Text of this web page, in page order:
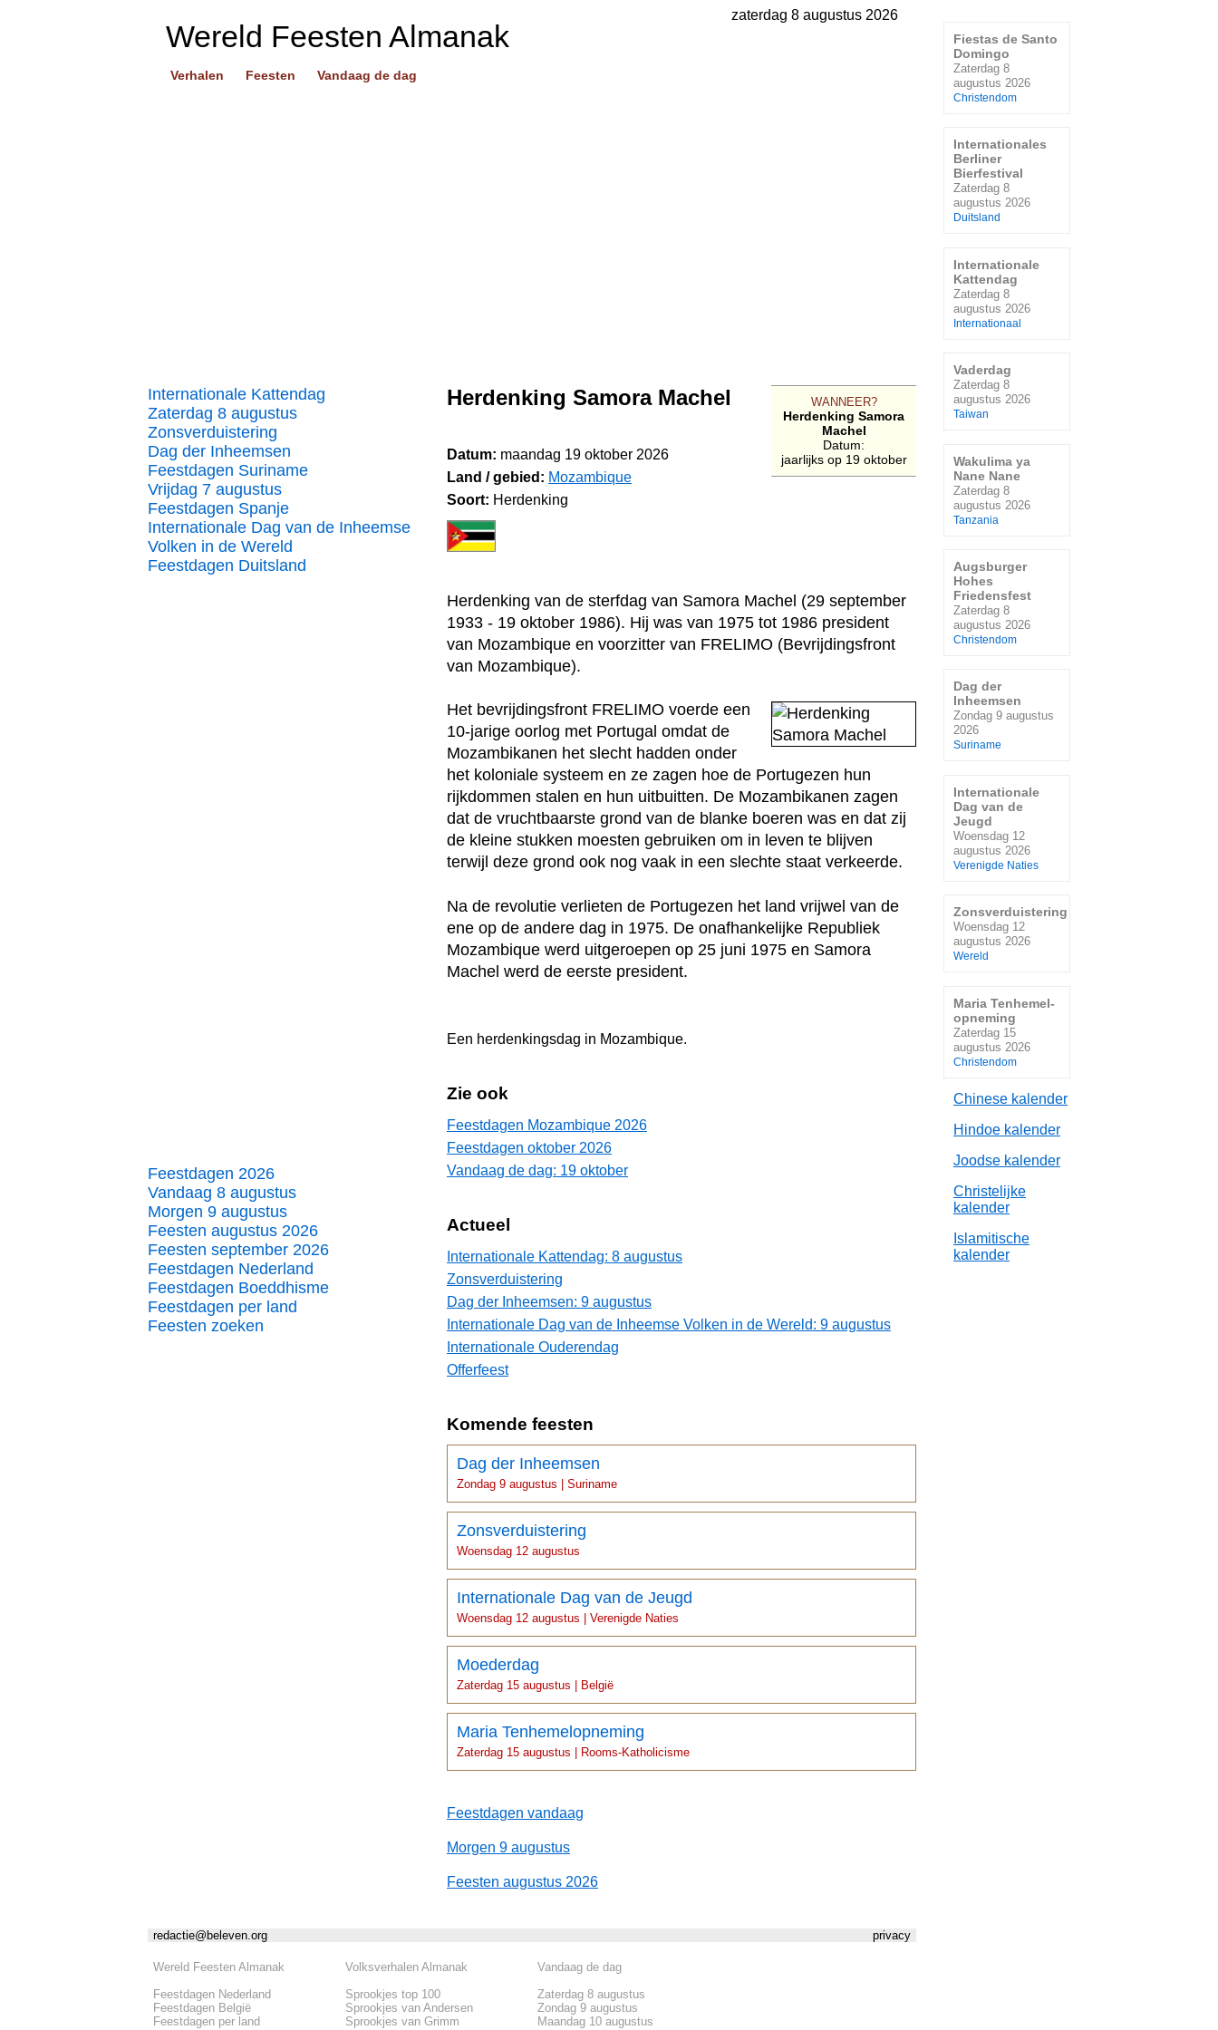
zaterdag 8 augustus 2026
Wereld Feesten Almanak
Verhalen Feesten Vandaag de dag
Internationale Kattendag
Zaterdag 8 augustus
Zonsverduistering
Dag der Inheemsen
Feestdagen Suriname
Vrijdag 7 augustus
Feestdagen Spanje
Internationale Dag van de Inheemse
Volken in de Wereld
Feestdagen Duitsland
Feestdagen 2026
Vandaag 8 augustus
Morgen 9 augustus
Feesten augustus 2026
Feesten september 2026
Feestdagen Nederland
Feestdagen Boeddhisme
Feestdagen per land
Feesten zoeken
WANNEER?
Herdenking Samora
Machel
Datum:
jaarlijks op 19 oktober
Herdenking Samora Machel
Datum: maandag 19 oktober 2026
Land / gebied: Mozambique
Soort: Herdenking
Herdenking van de sterfdag van Samora Machel (29 september
1933 - 19 oktober 1986). Hij was van 1975 tot 1986 president
van Mozambique en voorzitter van FRELIMO (Bevrijdingsfront
van Mozambique).
Het bevrijdingsfront FRELIMO voerde een
10-jarige oorlog met Portugal omdat de
Mozambikanen het slecht hadden onder
het koloniale systeem en ze zagen hoe de Portugezen hun
rijkdommen stalen en hun uitbuitten. De Mozambikanen zagen
dat de vruchtbaarste grond van de blanke boeren was en dat zij
de kleine stukken moesten gebruiken om in leven te blijven
terwijl deze grond ook nog vaak in een slechte staat verkeerde.
Na de revolutie verlieten de Portugezen het land vrijwel van de
ene op de andere dag in 1975. De onafhankelijke Republiek
Mozambique werd uitgeroepen op 25 juni 1975 en Samora
Machel werd de eerste president.
Een herdenkingsdag in Mozambique.
Zie ook
Feestdagen Mozambique 2026
Feestdagen oktober 2026
Vandaag de dag: 19 oktober
Actueel
Internationale Kattendag: 8 augustus
Zonsverduistering
Dag der Inheemsen: 9 augustus
Internationale Dag van de Inheemse Volken in de Wereld: 9 augustus
Internationale Ouderendag
Offerfeest
Komende feesten
Dag der Inheemsen
Zondag 9 augustus | Suriname
Zonsverduistering
Woensdag 12 augustus
Internationale Dag van de Jeugd
Woensdag 12 augustus | Verenigde Naties
Moederdag
Zaterdag 15 augustus | België
Maria Tenhemelopneming
Zaterdag 15 augustus | Rooms-Katholicisme
Feestdagen vandaag
Morgen 9 augustus
Feesten augustus 2026
privacy
redactie@beleven.org
Wereld Feesten Almanak
Feestdagen Nederland
Feestdagen België
Feestdagen per land
Volksverhalen Almanak
Sprookjes top 100
Sprookjes van Andersen
Sprookjes van Grimm
Vandaag de dag
Zaterdag 8 augustus
Zondag 9 augustus
Maandag 10 augustus
Fiestas de Santo
Domingo
Zaterdag 8
augustus 2026
Christendom
Internationales
Berliner
Bierfestival
Zaterdag 8
augustus 2026
Duitsland
Internationale
Kattendag
Zaterdag 8
augustus 2026
Internationaal
Vaderdag
Zaterdag 8
augustus 2026
Taiwan
Wakulima ya
Nane Nane
Zaterdag 8
augustus 2026
Tanzania
Augsburger
Hohes
Friedensfest
Zaterdag 8
augustus 2026
Christendom
Dag der
Inheemsen
Zondag 9 augustus
2026
Suriname
Internationale
Dag van de
Jeugd
Woensdag 12
augustus 2026
Verenigde Naties
Zonsverduistering
Woensdag 12
augustus 2026
Wereld
Maria Tenhemel-
opneming
Zaterdag 15
augustus 2026
Christendom
Chinese kalender
Hindoe kalender
Joodse kalender
Christelijke
kalender
Islamitische
kalender